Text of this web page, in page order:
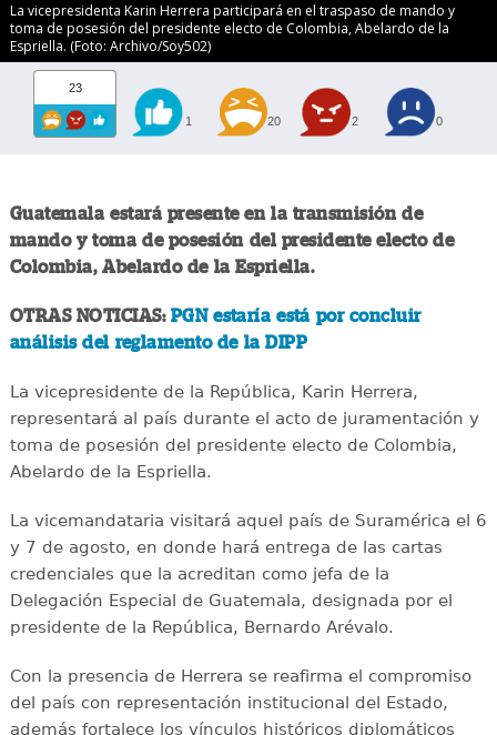
La vicepresidenta Karin Herrera participará en el traspaso de mando y
toma de posesión del presidente electo de Colombia, Abelardo de la
Espriella. (Foto: Archivo/Soy502)
23
1 20 2 0
Guatemala estará presente en la transmisión de
mando y toma de posesión del presidente electo de
Colombia, Abelardo de la Espriella.
OTRAS NOTICIAS: PGN estaría está por concluir
análisis del reglamento de la DIPP
La vicepresidente de la República, Karin Herrera,
representará al país durante el acto de juramentación y
toma de posesión del presidente electo de Colombia,
Abelardo de la Espriella.
La vicemandataria visitará aquel país de Suramérica el 6
y 7 de agosto, en donde hará entrega de las cartas
credenciales que la acreditan como jefa de la
Delegación Especial de Guatemala, designada por el
presidente de la República, Bernardo Arévalo.
Con la presencia de Herrera se reafirma el compromiso
del país con representación institucional del Estado,
además fortalece los vínculos históricos diplomáticos